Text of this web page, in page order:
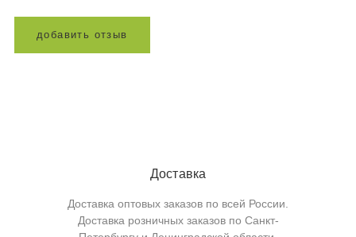
доба вит ь отз ыв
Доставка
Доставка оптовых заказов по всей России.
Доставка розничных заказов по Санкт-